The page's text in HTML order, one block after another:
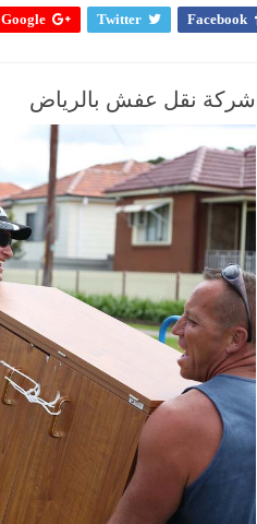
Facebook
Twitter
Google +
شركة نقل عفش بالرياض